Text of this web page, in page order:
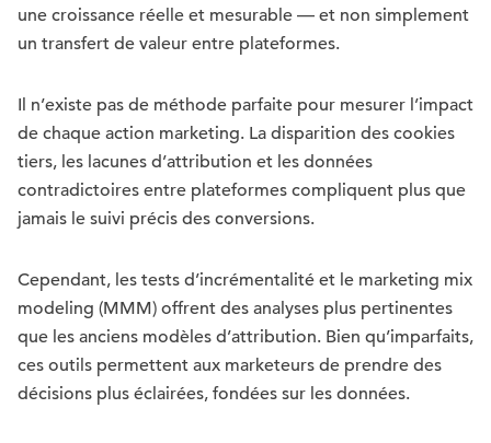
une croissance réelle et mesurable — et non simplement
un transfert de valeur entre plateformes.
Il n’existe pas de méthode parfaite pour mesurer l’impact
de chaque action marketing. La disparition des cookies
tiers, les lacunes d’attribution et les données
contradictoires entre plateformes compliquent plus que
jamais le suivi précis des conversions.
Cependant, les tests d’incrémentalité et le marketing mix
modeling (MMM) offrent des analyses plus pertinentes
que les anciens modèles d’attribution. Bien qu’imparfaits,
ces outils permettent aux marketeurs de prendre des
décisions plus éclairées, fondées sur les données.